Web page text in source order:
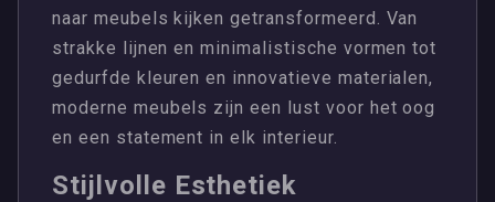
naar meubels kijken getransformeerd. Van
strakke lijnen en minimalistische vormen tot
gedurfde kleuren en innovatieve materialen,
moderne meubels zijn een lust voor het oog
en een statement in elk interieur.
Stijlvolle Esthetiek